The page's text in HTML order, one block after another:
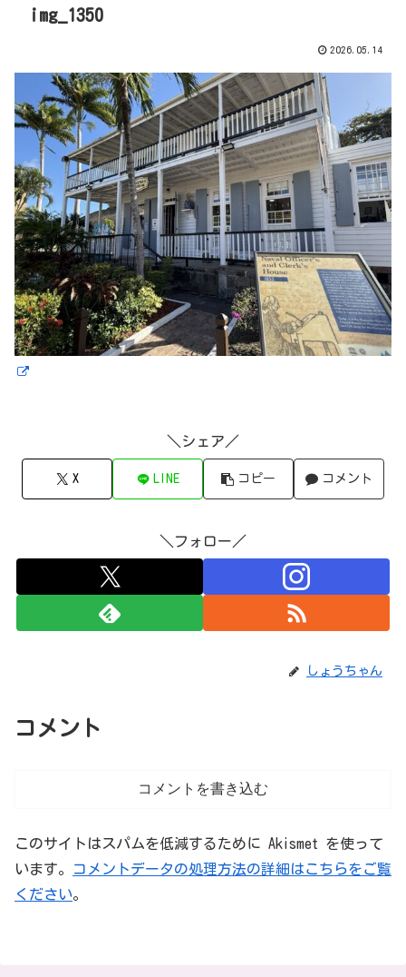
img_1350
2026.05.14
＼シェア／
X LINE コピー コメント
＼フォロー／
しょうちゃん
コメント
コメントを書き込む
このサイトはスパムを低減するために Akismet を使って
います。
コメントデータの処理方法の詳細はこちらをご覧
ください。